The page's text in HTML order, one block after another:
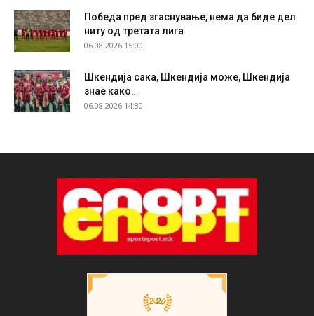
Победа пред згаснување, нема да биде дел
ниту од третата лига
06.08.2026 15:00
Шкендија сака, Шкендија може, Шкендија
знае како…
06.08.2026 14:30